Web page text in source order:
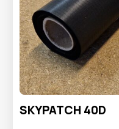
SKYPATCH 40D